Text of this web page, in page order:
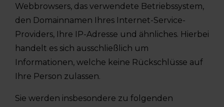
Webbrowsers, das verwendete Betriebssystem,
den Domainnamen Ihres Internet-Service-
Providers, Ihre IP-Adresse und ähnliches. Hierbei
handelt es sich ausschließlich um
Informationen, welche keine Rückschlüsse auf
Ihre Person zulassen.
Sie werden insbesondere zu folgenden